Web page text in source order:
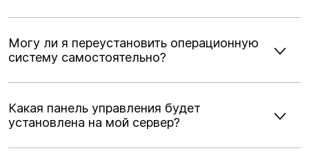
Могу ли я переустановить операционную
систему самостоятельно?
Какая панель управления будет
установлена на мой сервер?